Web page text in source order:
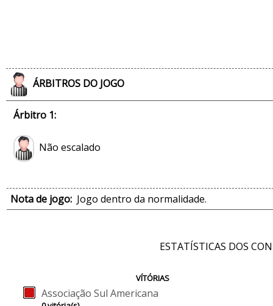
ÁRBITROS DO JOGO
Árbitro 1:
Não escalado
Nota de jogo: Jogo dentro da normalidade.
ESTATÍSTICAS DOS
VÍTÓRIAS
Associação Sul Americana